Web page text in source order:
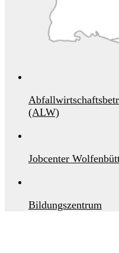
(ALW)
Jobcenter
Bildungszentrum